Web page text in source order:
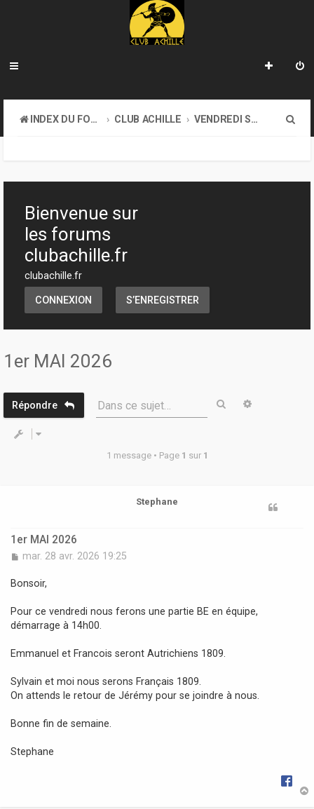
INDEX DU FORUM CLUB ACHILLE VENDREDI SOIR D'ACHILLE
h
Bienvenue sur
les forums
clubachille.fr
clubachille.fr
CONNEXION S’ENREGISTRER
1er MAI 2026
Répondre Dans ce sujet… Rechercher
1 message • Page 1 sur 1
Stephane
1er MAI 2026
M
s
g
e
mar. 28 avr. 2026 19:25
Bonsoir,
Pour ce vendredi nous ferons une partie BE en équipe,
démarrage à 14h00.
Emmanuel et Francois seront Autrichiens 1809.
Sylvain et moi nous serons Français 1809.
On attends le retour de Jérémy pour se joindre à nous.
Bonne fin de semaine.
Stephane